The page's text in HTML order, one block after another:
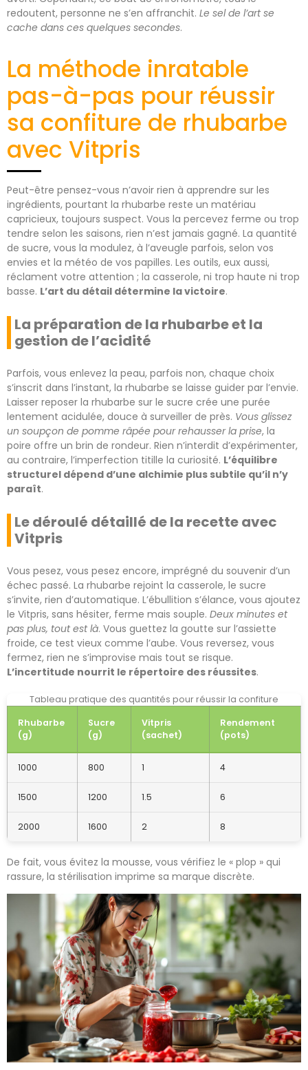
redoutent, personne ne s’en affranchit. Le sel de l’art se
cache dans ces quelques secondes.
La méthode inratable
pas-à-pas pour réussir
sa confiture de rhubarbe
avec Vitpris
Peut-être pensez-vous n’avoir rien à apprendre sur les
ingrédients, pourtant la rhubarbe reste un matériau
capricieux, toujours suspect. Vous la percevez ferme ou trop
tendre selon les saisons, rien n’est jamais gagné. La quantité
de sucre, vous la modulez, à l’aveugle parfois, selon vos
envies et la météo de vos papilles. Les outils, eux aussi,
réclament votre attention ; la casserole, ni trop haute ni trop
basse. L’art du détail détermine la victoire.
La préparation de la rhubarbe et la
gestion de l’acidité
Parfois, vous enlevez la peau, parfois non, chaque choix
s’inscrit dans l’instant, la rhubarbe se laisse guider par l’envie.
Laisser reposer la rhubarbe sur le sucre crée une purée
lentement acidulée, douce à surveiller de près. Vous glissez
un soupçon de pomme râpée pour rehausser la prise, la
poire offre un brin de rondeur. Rien n’interdit d’expérimenter,
au contraire, l’imperfection titille la curiosité. L’équilibre
structurel dépend d’une alchimie plus subtile qu’il n’y
paraît.
Le déroulé détaillé de la recette avec
Vitpris
Vous pesez, vous pesez encore, imprégné du souvenir d’un
échec passé. La rhubarbe rejoint la casserole, le sucre
s’invite, rien d’automatique. L’ébullition s’élance, vous ajoutez
le Vitpris, sans hésiter, ferme mais souple. Deux minutes et
pas plus, tout est là. Vous guettez la goutte sur l’assiette
froide, ce test vieux comme l’aube. Vous reversez, vous
fermez, rien ne s’improvise mais tout se risque.
L’incertitude nourrit le répertoire des réussites.
Tableau pratique des quantités pour réussir la confiture
Rhubarbe
(g)
Sucre
(g)
Vitpris
(sachet)
Rendement
(pots)
1000 800 1 4
1500 1200 1.5 6
2000 1600 2 8
De fait, vous évitez la mousse, vous vérifiez le « plop » qui
rassure, la stérilisation imprime sa marque discrète.